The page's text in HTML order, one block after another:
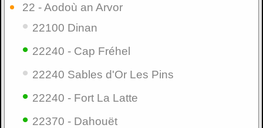
22 - Aodoù an Arvor
• 22100 Dinan
• 22240 - Cap Fréhel
• 22240 Sables d'Or Les Pins
• 22240 - Fort La Latte
• 22370 - Dahouët